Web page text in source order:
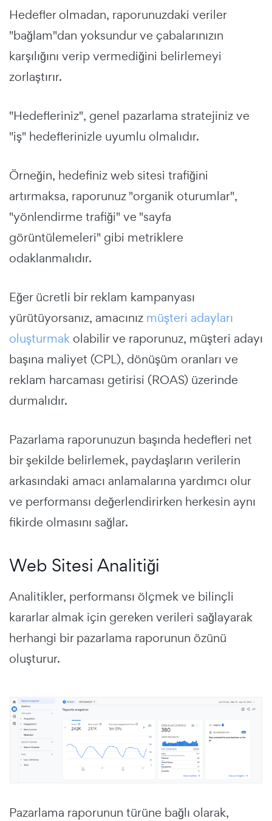
Hedefler olmadan, raporunuzdaki veriler
"bağlam"dan yoksundur ve çabalarınızın
karşılığını verip vermediğini belirlemeyi
zorlaştırır.
"Hedefleriniz", genel pazarlama stratejiniz ve
"iş" hedeflerinizle uyumlu olmalıdır.
Örneğin, hedefiniz web sitesi trafiğini
artırmaksa, raporunuz "organik oturumlar",
"yönlendirme trafiği" ve "sayfa
görüntülemeleri" gibi metriklere
odaklanmalıdır.
Eğer ücretli bir reklam kampanyası
yürütüyorsanız, amacınız müşteri adayları
oluşturmak olabilir ve raporunuz, müşteri adayı
başına maliyet (CPL), dönüşüm oranları ve
reklam harcaması getirisi (ROAS) üzerinde
durmalıdır.
Pazarlama raporunuzun başında hedefleri net
bir şekilde belirlemek, paydaşların verilerin
arkasındaki amacı anlamalarına yardımcı olur
ve performansı değerlendirirken herkesin aynı
fikirde olmasını sağlar.
Web Sitesi Analitiği
Analitikler, performansı ölçmek ve bilinçli
kararlar almak için gereken verileri sağlayarak
herhangi bir pazarlama raporunun özünü
oluşturur.
Pazarlama raporunun türüne bağlı olarak,